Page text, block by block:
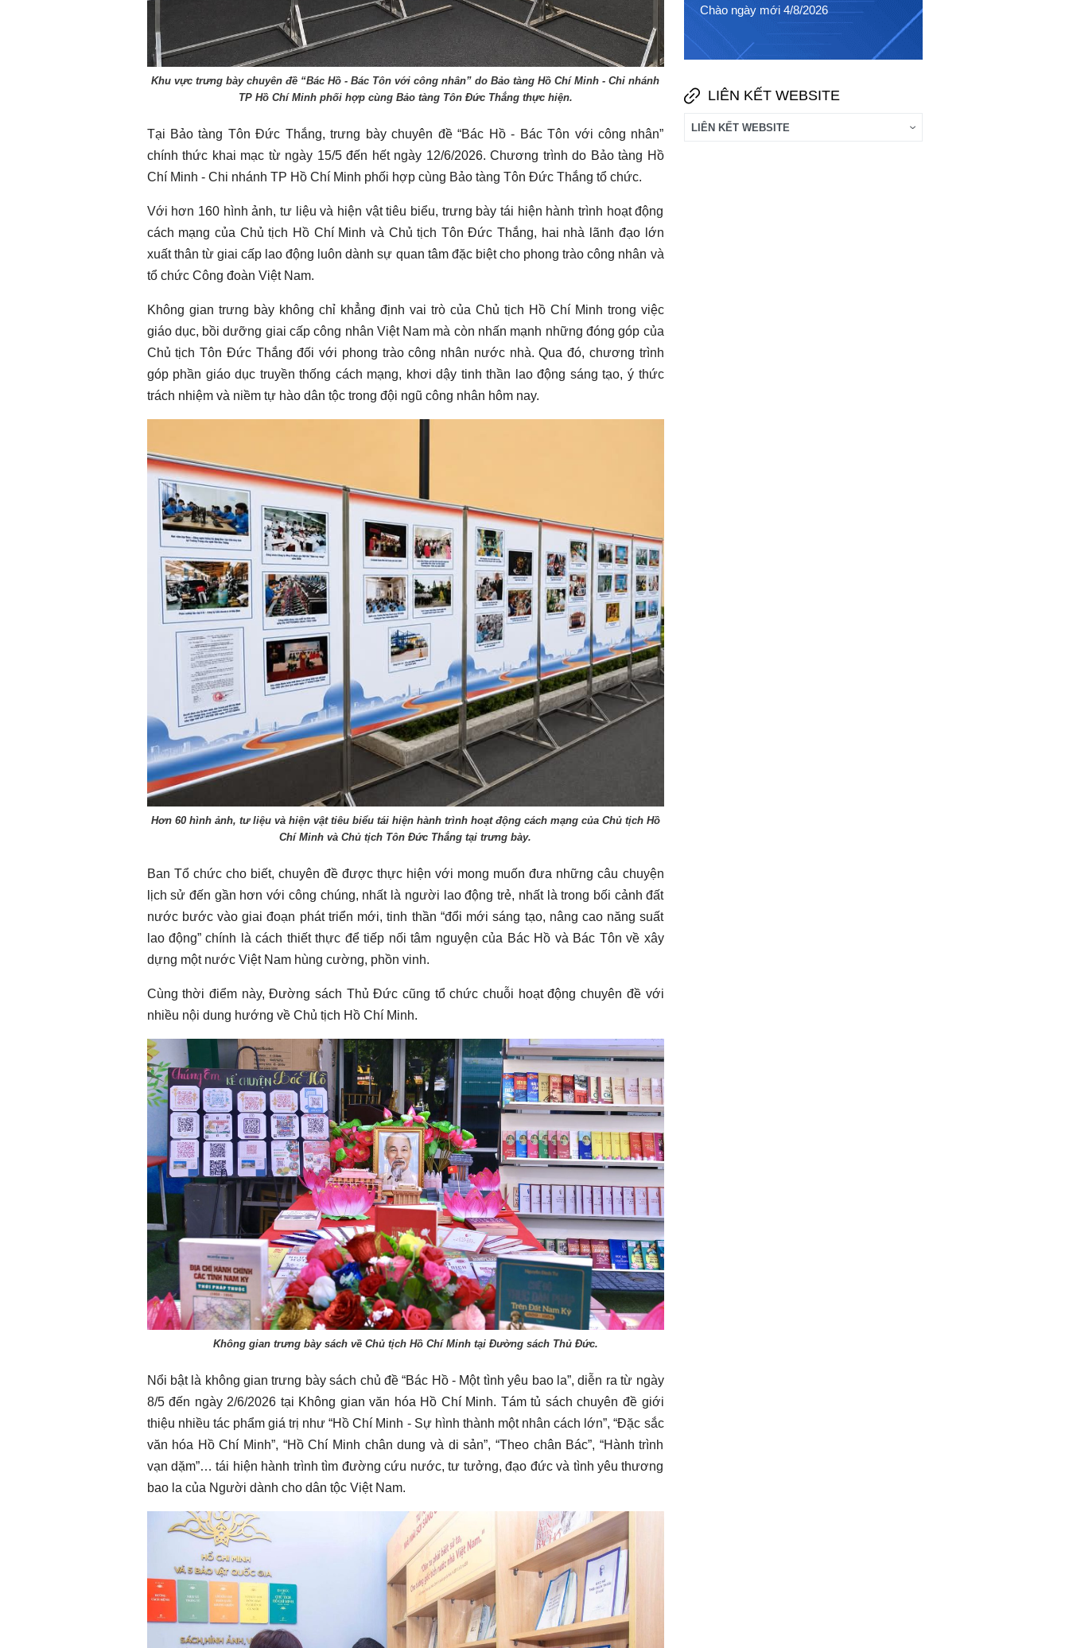
Khu vực trưng bày chuyên đề “Bác Hồ - Bác Tôn với công nhân” do Bảo tàng Hồ Chí Minh - Chi nhánh
TP Hồ Chí Minh phối hợp cùng Bảo tàng Tôn Đức Thắng thực hiện.
Tại Bảo tàng Tôn Đức Thắng, trưng bày chuyên đề “Bác Hồ - Bác Tôn với công nhân”
chính thức khai mạc từ ngày 15/5 đến hết ngày 12/6/2026. Chương trình do Bảo tàng Hồ
Chí Minh - Chi nhánh TP Hồ Chí Minh phối hợp cùng Bảo tàng Tôn Đức Thắng tổ chức.
Với hơn 160 hình ảnh, tư liệu và hiện vật tiêu biểu, trưng bày tái hiện hành trình hoạt động
cách mạng của Chủ tịch Hồ Chí Minh và Chủ tịch Tôn Đức Thắng, hai nhà lãnh đạo lớn
xuất thân từ giai cấp lao động luôn dành sự quan tâm đặc biệt cho phong trào công nhân và
tổ chức Công đoàn Việt Nam.
Không gian trưng bày không chỉ khẳng định vai trò của Chủ tịch Hồ Chí Minh trong việc
giáo dục, bồi dưỡng giai cấp công nhân Việt Nam mà còn nhấn mạnh những đóng góp của
Chủ tịch Tôn Đức Thắng đối với phong trào công nhân nước nhà. Qua đó, chương trình
góp phần giáo dục truyền thống cách mạng, khơi dậy tinh thần lao động sáng tạo, ý thức
trách nhiệm và niềm tự hào dân tộc trong đội ngũ công nhân hôm nay.
Hơn 60 hình ảnh, tư liệu và hiện vật tiêu biểu tái hiện hành trình hoạt động cách mạng của Chủ tịch Hồ
Chí Minh và Chủ tịch Tôn Đức Thắng tại trưng bày.
Ban Tổ chức cho biết, chuyên đề được thực hiện với mong muốn đưa những câu chuyện
lịch sử đến gần hơn với công chúng, nhất là người lao động trẻ, nhất là trong bối cảnh đất
nước bước vào giai đoạn phát triển mới, tinh thần “đổi mới sáng tạo, nâng cao năng suất
lao động” chính là cách thiết thực để tiếp nối tâm nguyện của Bác Hồ và Bác Tôn về xây
dựng một nước Việt Nam hùng cường, phồn vinh.
Cùng thời điểm này, Đường sách Thủ Đức cũng tổ chức chuỗi hoạt động chuyên đề với
nhiều nội dung hướng về Chủ tịch Hồ Chí Minh.
Không gian trưng bày sách về Chủ tịch Hồ Chí Minh tại Đường sách Thủ Đức.
Nổi bật là không gian trưng bày sách chủ đề “Bác Hồ - Một tình yêu bao la”, diễn ra từ ngày
8/5 đến ngày 2/6/2026 tại Không gian văn hóa Hồ Chí Minh. Tám tủ sách chuyên đề giới
thiệu nhiều tác phẩm giá trị như “Hồ Chí Minh - Sự hình thành một nhân cách lớn”, “Đặc sắc
văn hóa Hồ Chí Minh”, “Hồ Chí Minh chân dung và di sản”, “Theo chân Bác”, “Hành trình
vạn dặm”… tái hiện hành trình tìm đường cứu nước, tư tưởng, đạo đức và tình yêu thương
bao la của Người dành cho dân tộc Việt Nam.
Chào ngày mới 5/8/2026 Chào ngày mới 4/8/2026
LIÊN KẾT WEBSITE